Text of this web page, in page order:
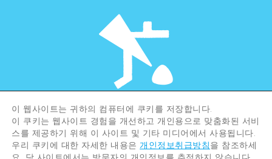
©Hiroshima Tourism Association /
Hiroshima Prefecture / Hiroshima City .
All rights reserved
이 웹사이트는 귀하의 컴퓨터에 쿠키를 저장합니다.
이 쿠키는 웹사이트 경험을 개선하고 개인용으로 맞춤화된 서비
스를 제공하기 위해 이 사이트 및 기타 미디어에서 사용됩니다.
우리 쿠키에 대한 자세한 내용은개인정보취급방침을 참조하세